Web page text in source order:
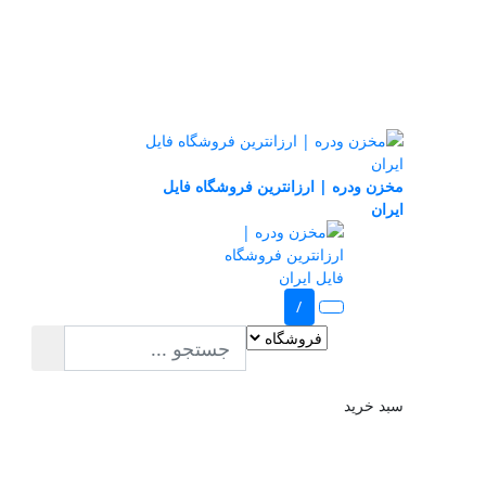
مخزن ودره | ارزانترین فروشگاه فایل
ایران
/
سبد خرید